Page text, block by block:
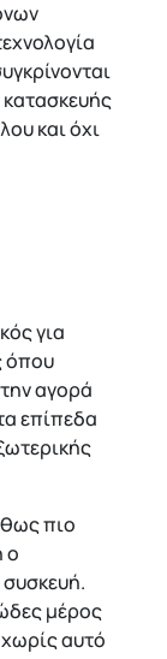
και όχι
για
όπου
αγορά
επίπεδα
πιο
ο
συσκευή.
μέρος
αυτό